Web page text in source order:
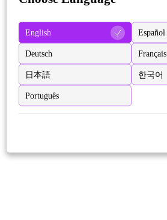
English Español
Deutsch Français
日本語 한국어
Português